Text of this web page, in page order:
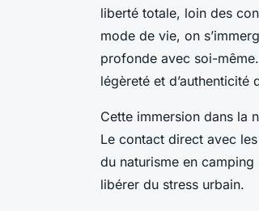
liberté totale, loin des
mode de vie, on
profonde avec soi-
légèreté et
Cette immersion dans la
Le contact direct avec
du naturisme en
libérer du stress urbain.